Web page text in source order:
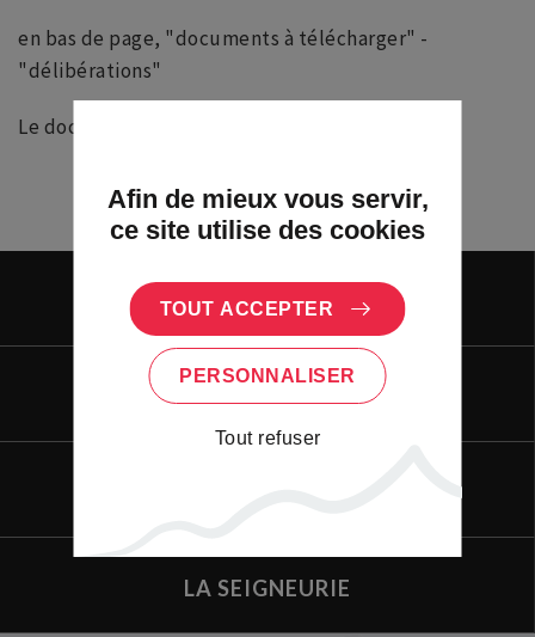
en bas de page, "documents à télécharger" -
"délibérations"
Le document est nommé "Résumé dcm 05 11 24"
VIVRE
VISITER
LA SEIGNEURIE
Afin de mieux vous servir,
ce site utilise des cookies
TOUT ACCEPTER
PERSONNALISER
Tout refuser